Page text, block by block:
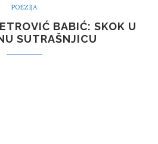
POEZIJA
BABIĆ: SKOK U
SUTRAŠNJICU